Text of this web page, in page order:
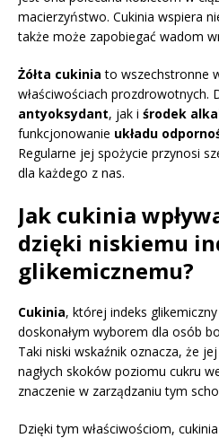
macierzyństwo. Cukinia wspiera
także może zapobiegać wadom
Żółta cukinia to wszechstronne
właściwościach prozdrowotnych.
antyoksydant, jak i środek
funkcjonowanie układu
Regularne jej spożycie przynosi
dla każdego z nas.
Jak cukinia
dzięki niskiemu
glikemicznemu?
Cukinia, której indeks
doskonałym wyborem dla osób
Taki niski wskaźnik oznacza, że
nagłych skoków poziomu cukru
znaczenie w zarządzaniu tym
Dzięki tym właściwościom,